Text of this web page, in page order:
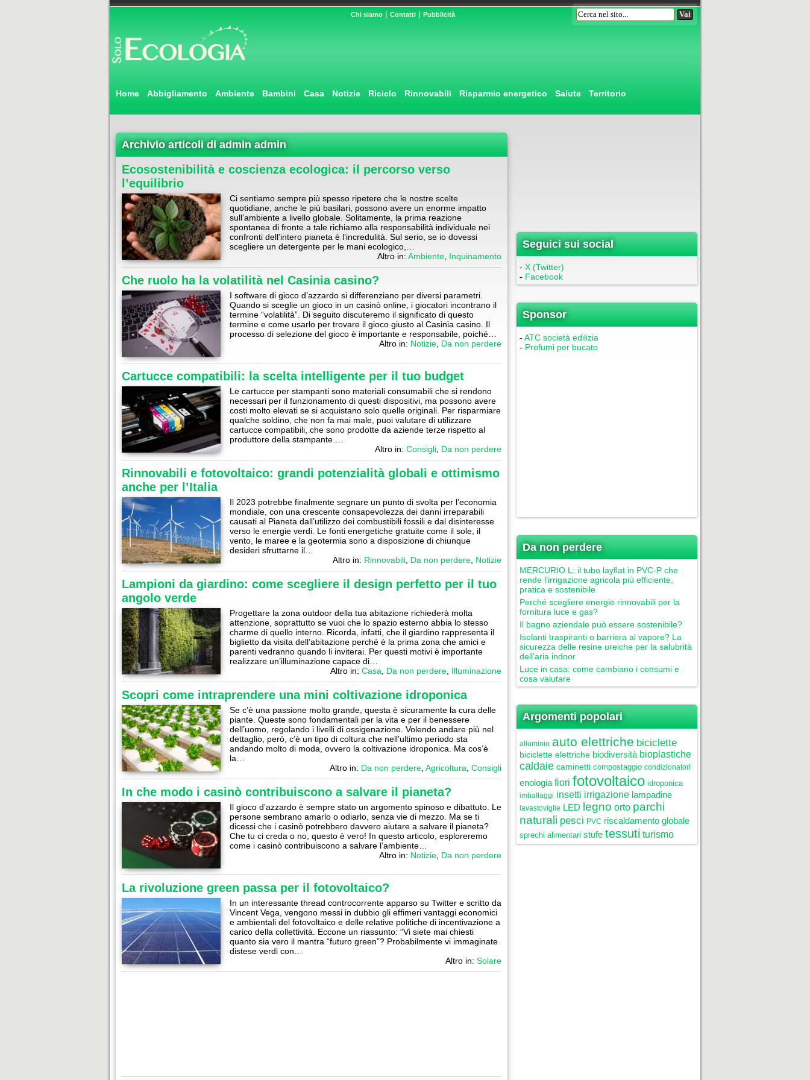
Chi siamo | Contatti | Pubblicità
Home Abbigliamento Ambiente Bambini Casa Notizie Riciclo Rinnovabili Risparmio energetico Salute Territorio
Archivio articoli di admin admin
Ecosostenibilità e coscienza ecologica: il percorso verso
lʼequilibrio
Ci sentiamo sempre più spesso ripetere che le nostre scelte
quotidiane, anche le più basilari, possono avere un enorme impatto
sull’ambiente a livello globale. Solitamente, la prima reazione
spontanea di fronte a tale richiamo alla responsabilità individuale nei
confronti dell’intero pianeta è lʼincredulità. Sul serio, se io dovessi
scegliere un detergente per le mani ecologico,…
Altro in: Ambiente Inquinamento
Che ruolo ha la volatilità nel Casinia casino?
I software di gioco d’azzardo si differenziano per diversi parametri.
Quando si sceglie un gioco in un casinò online, i giocatori incontrano il
termine “volatilità”. Di seguito discuteremo il significato di questo
termine e come usarlo per trovare il gioco giusto al Casinia casino. Il
processo di selezione del gioco è importante e responsabile, poiché…
Altro in: Notizie Da non perdere
Cartucce compatibili: la scelta intelligente per il tuo budget
Le cartucce per stampanti sono materiali consumabili che si rendono
necessari per il funzionamento di questi dispositivi, ma possono avere
costi molto elevati se si acquistano solo quelle originali. Per risparmiare
qualche soldino, che non fa mai male, puoi valutare di utilizzare
cartucce compatibili, che sono prodotte da aziende terze rispetto al
produttore della stampante….
Altro in: Consigli Da non perdere
Rinnovabili e fotovoltaico: grandi potenzialità globali e ottimismo
anche per l’Italia
Il 2023 potrebbe finalmente segnare un punto di svolta per l’economia
mondiale, con una crescente consapevolezza dei danni irreparabili
causati al Pianeta dall’utilizzo dei combustibili fossili e dal disinteresse
verso le energie verdi. Le fonti energetiche gratuite come il sole, il
vento, le maree e la geotermia sono a disposizione di chiunque
desideri sfruttarne il…
Altro in: Rinnovabili Da non perdere Notizie
Lampioni da giardino: come scegliere il design perfetto per il tuo
angolo verde
Progettare la zona outdoor della tua abitazione richiederà molta
attenzione, soprattutto se vuoi che lo spazio esterno abbia lo stesso
charme di quello interno. Ricorda, infatti, che il giardino rappresenta il
biglietto da visita dell’abitazione perché è la prima zona che amici e
parenti vedranno quando li inviterai. Per questi motivi è importante
realizzare un’illuminazione capace di…
Altro in: Casa Da non perdere Illuminazione
Scopri come intraprendere una mini coltivazione idroponica
Se c’è una passione molto grande, questa è sicuramente la cura delle
piante. Queste sono fondamentali per la vita e per il benessere
dell’uomo, regolando i livelli di ossigenazione. Volendo andare più nel
dettaglio, però, c’è un tipo di coltura che nell’ultimo periodo sta
andando molto di moda, ovvero la coltivazione idroponica. Ma cos’è
la…
Altro in: Da non perdere Agricoltura Consigli
In che modo i casinò contribuiscono a salvare il pianeta?
Il gioco d’azzardo è sempre stato un argomento spinoso e dibattuto. Le
persone sembrano amarlo o odiarlo, senza vie di mezzo. Ma se ti
dicessi che i casinò potrebbero davvero aiutare a salvare il pianeta?
Che tu ci creda o no, questo è vero! In questo articolo, esploreremo
come i casinò contribuiscono a salvare l’ambiente…
Altro in: Notizie Da non perdere
La rivoluzione green passa per il fotovoltaico?
In un interessante thread controcorrente apparso su Twitter e scritto da
Vincent Vega, vengono messi in dubbio gli effimeri vantaggi economici
e ambientali del fotovoltaico e delle relative politiche di incentivazione a
carico della collettività. Eccone un riassunto: “Vi siete mai chiesti
quanto sia vero il mantra “futuro green”? Probabilmente vi immaginate
distese verdi con…
Altro in: Solare
Seguici sui social
- X (Twitter)
- Facebook
Sponsor
- ATC società edilizia
- Profumi per bucato
Da non perdere
MERCURIO L: il tubo layflat in PVC-P che
rende l’irrigazione agricola più efficiente,
pratica e sostenibile
Perché scegliere energie rinnovabili per la
fornitura luce e gas?
Il bagno aziendale può essere sostenibile?
Isolanti traspiranti o barriera al vapore? La
sicurezza delle resine ureiche per la salubrità
dell’aria indoor
Luce in casa: come cambiano i consumi e
cosa valutare
Argomenti popolari
alluminio auto elettriche biciclette
biciclette elettriche biodiversità bioplastiche
caldaie caminetti compostaggio condizionatori
enologia fiori fotovoltaico idroponica
imballaggi insetti irrigazione lampadine
lavastoviglie LED legno orto parchi
naturali pesci PVC riscaldamento globale
sprechi alimentari stufe tessuti turismo